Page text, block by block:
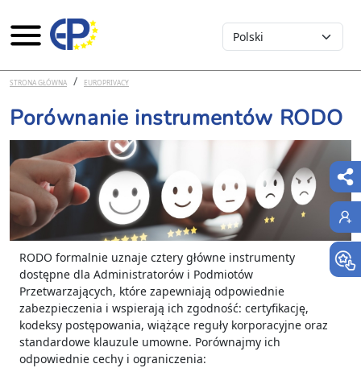
Przejdź do treści
Select your language
STRONA GŁÓWNA EUROPRIVACY
Porównanie instrumentów RODO
RODO formalnie uznaje cztery główne instrumenty
dostępne dla Administratorów i Podmiotów
Przetwarzających, które zapewniają odpowiednie
zabezpieczenia i wspierają ich zgodność: certyfikację,
kodeksy postępowania, wiążące reguły korporacyjne oraz
standardowe klauzule umowne. Porównajmy ich
odpowiednie cechy i ograniczenia: